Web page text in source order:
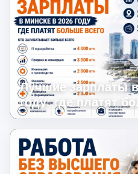
Лучшие зарплаты
году: где платят